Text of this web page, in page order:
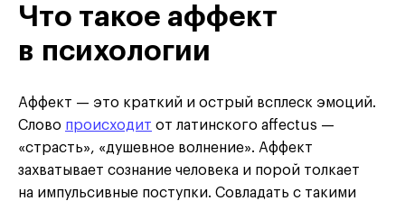
Что такое аффект
в психологии
Аффект — это краткий и острый всплеск эмоций.
Слово происходит от латинского affectus —
«страсть», «душевное волнение». Аффект
захватывает сознание человека и порой толкает
на импульсивные поступки. Совладать с такими